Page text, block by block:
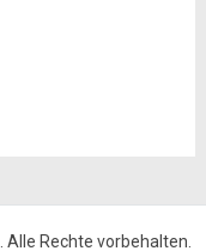
. Alle Rechte vorbehalten.